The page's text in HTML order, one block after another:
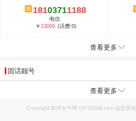
18103711188
电信
￥ 13000 (话费:0)
查看更多
固话靓号
查看更多
Copyright 郑州全号网 03715666.com 版权所有